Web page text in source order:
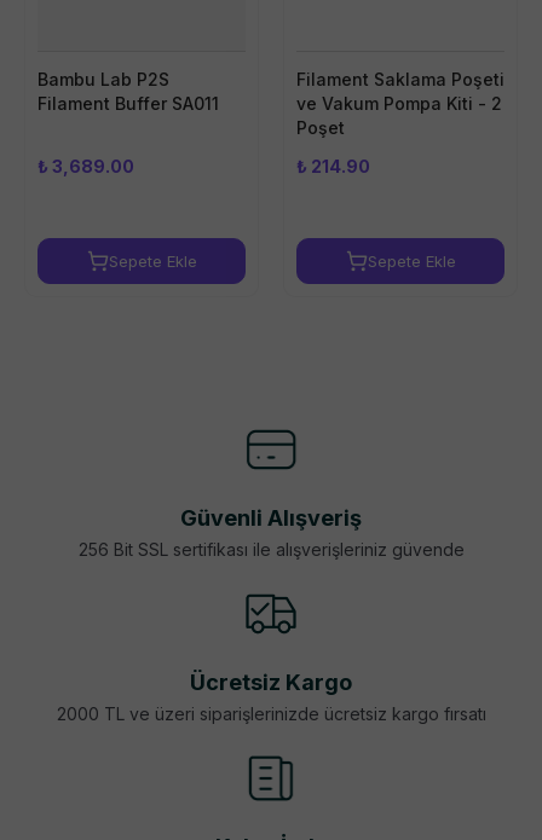
Bambu Lab P2S
Filament Buffer SA011
₺ 3,689.00
Sepete Ekle
Filament Saklama Poşeti
ve Vakum Pompa Kiti - 2
Poşet
₺ 214.90
Sepete Ekle
Güvenli Alışveriş
256 Bit SSL sertifikası ile alışverişleriniz güvende
Ücretsiz Kargo
2000 TL ve üzeri siparişlerinizde ücretsiz kargo fırsatı